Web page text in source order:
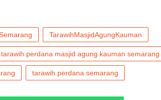
TarawihMasjidAgungKauman
tarawih perdana masjid agung kauman semarang
tarawih perdana semarang